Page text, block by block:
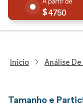
4750
Início Análise
Tamanho e